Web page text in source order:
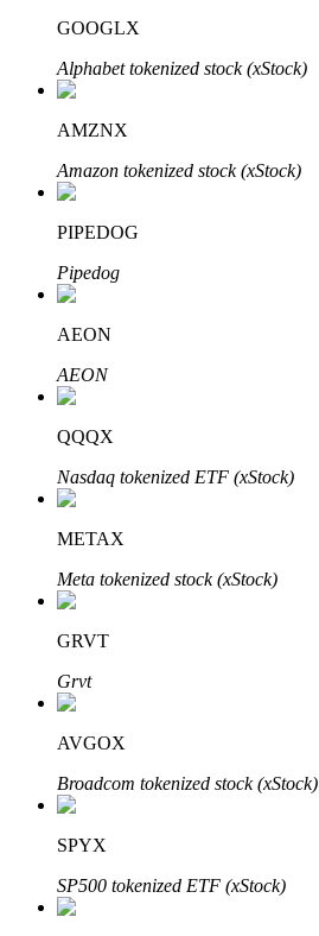
定投理财
享受活期理財及長期收益
Bitrue
合夥人計劃
GOOGLX
Alphabet tokenized stock (xStock)
AMZNX
Amazon tokenized stock (xStock)
PIPEDOG
Pipedog
AEON
AEON
QQQX
Nasdaq tokenized ETF (xStock)
METAX
Meta tokenized stock (xStock)
GRVT
Grvt
AVGOX
Broadcom tokenized stock (xStock)
SPYX
SP500 tokenized ETF (xStock)